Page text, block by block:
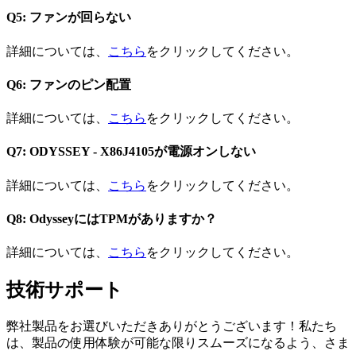
Q5: ファンが回らない
詳細については、 こちら をクリックしてください。
Q6: ファンのピン配置
詳細については、 こちら をクリックしてください。
Q7: ODYSSEY - X86J4105が電源オンしない
詳細については、 こちら をクリックしてください。
Q8: OdysseyにはTPMがありますか？
詳細については、 こちら をクリックしてください。
技術サポート
弊社製品をお選びいただきありがとうございます！私たち
は、製品の使用体験が可能な限りスムーズになるよう、さま